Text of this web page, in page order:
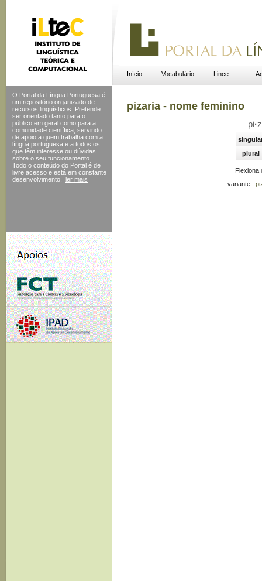
Início Vocabulário Lince
O Portal da Língua Portuguesa é
um repositório organizado de
recursos linguísticos. Pretende
ser orientado tanto para o
público em geral como para a
comunidade científica, servindo
de apoio a quem trabalha com a
língua portuguesa e a todos os
que têm interesse ou dúvidas
sobre o seu funcionamento.
Todo o conteúdo do Portal é de
livre acesso e está em constante
desenvolvimento.
ler mais
pizaria - nome feminino
pi·
plural
Flexiona
variante :